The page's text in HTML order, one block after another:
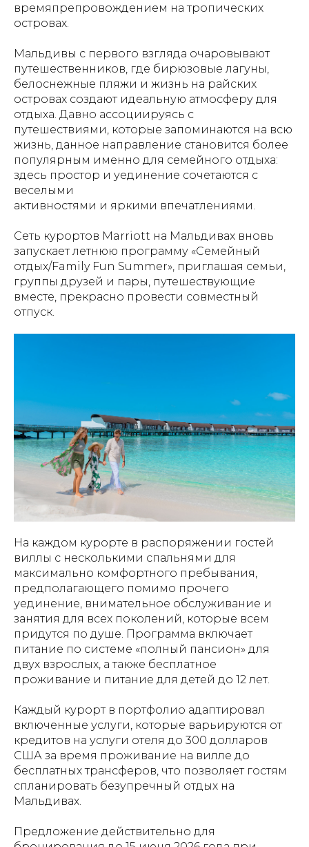
времяпрепровождением на тропических
островах.
Мальдивы с первого взгляда очаровывают
путешественников, где бирюзовые лагуны,
белоснежные пляжи и жизнь на райских
островах создают идеальную атмосферу для
отдыха. Давно ассоциируясь с
путешествиями, которые запоминаются на всю
жизнь, данное направление становится более
популярным именно для семейного отдыха:
здесь простор и уединение сочетаются с
веселыми
активностями и яркими впечатлениями.
Сеть курортов Marriott на Мальдивах вновь
запускает летнюю программу «Семейный
отдых/Family Fun Summer», приглашая семьи,
группы друзей и пары, путешествующие
вместе, прекрасно провести совместный
отпуск.
На каждом курорте в распоряжении гостей
виллы с несколькими спальнями для
максимально комфортного пребывания,
предполагающего помимо прочего
уединение, внимательное обслуживание и
занятия для всех поколений, которые всем
придутся по душе. Программа включает
питание по системе «полный пансион» для
двух взрослых, а также бесплатное
проживание и питание для детей до 12 лет.
Каждый курорт в портфолио адаптировал
включенные услуги, которые варьируются от
кредитов на услуги отеля до 300 долларов
США за время проживание на вилле до
бесплатных трансферов, что позволяет гостям
спланировать безупречный отдых на
Мальдивах.
Предложение действительно для